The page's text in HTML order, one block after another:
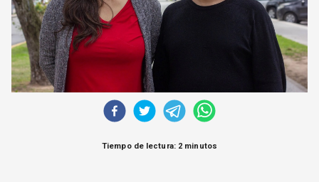
ALTAMIRA RESPONDE
Política Obrera Revista
CONTACTO
Tiempo de lectura: 2 minutos